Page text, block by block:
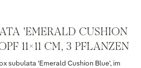
'EMERALD CUSHION
11X11 CM, 3 PFLANZEN
subulata 'Emerald Cushion Blue', im